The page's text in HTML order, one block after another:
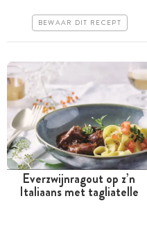
BEWAAR DIT RECEPT
Meer dan 1 uur
Everzwijnragout op z’n
Italiaans met tagliatelle